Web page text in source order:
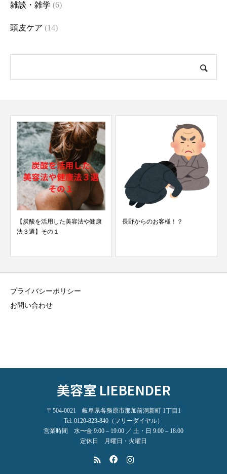
雑談・雑学 (6)
頭皮ケア (14)
【炭酸を活用した美容法や健康
法３選】その１
長野からのお客様！？
プライバシーポリシー
お問い合わせ
美容室 LIEBENDER
〒504-0021 岐阜県各務原市那加前洞新町 1丁目1
Tel. 0120-823-840（フリーダイヤル）
営業時間 水〜金 9:00 – 19:00 ／ 土・日 9:00 – 18:00
定休日 月曜日・火曜日